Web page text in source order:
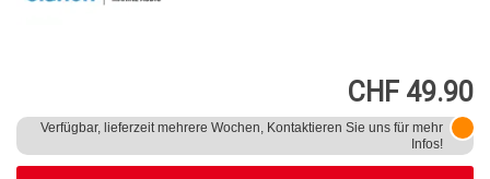
CHF 49.90
Verfügbar, lieferzeit mehrere Wochen, Kontaktieren Sie uns für mehr
Infos!